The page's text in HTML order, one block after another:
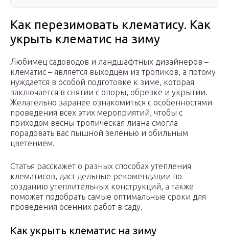
Как перезимовать клематису. Как
укрыть клематис на зиму
Любимец садоводов и ландшафтных дизайнеров –
клематис – является выходцем из тропиков, а потому
нуждается в особой подготовке к зиме, которая
заключается в снятии с опоры, обрезке и укрытии.
Желательно заранее ознакомиться с особенностями
проведения всех этих мероприятий, чтобы с
приходом весны тропическая лиана смогла
порадовать вас пышной зеленью и обильным
цветением.
Статья расскажет о разных способах утепления
клематисов, даст дельные рекомендации по
созданию утеплительных конструкций, а также
поможет подобрать самые оптимальные сроки для
проведения осенних работ в саду.
Как укрыть клематис на зиму